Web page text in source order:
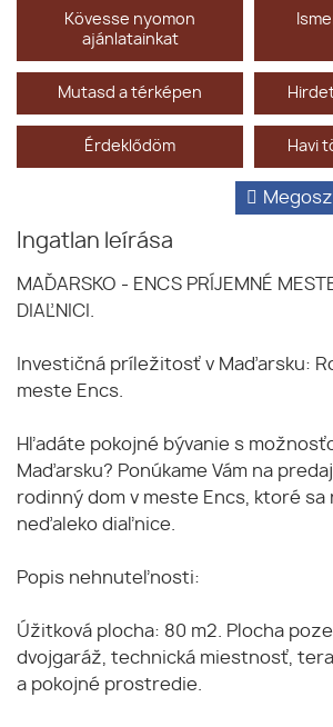
Kövesse nyomon
ajánlatainkat
Mutasd a térképen
Érdeklődöm Havi
Ingatlan leírása
MAĎARSKO - ENCS PRÍJEMNÉ
DIAĽNICI.
Investičná príležitosť v Maďarsku:
meste Encs.
Hľadáte pokojné bývanie s
Maďarsku? Ponúkame Vám na
rodinný dom v meste Encs, ktoré sa
neďaleko diaľnice.
Popis nehnuteľnosti:
Úžitková plocha: 80 m2. Plocha
dvojgaráž, technická miestnosť,
a pokojné prostredie.